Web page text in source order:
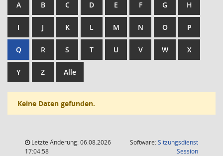
A B C D E F G H
I J K L M N O P
Q R S T U V W X
Y Z Alle
Keine Daten gefunden.
Letzte Änderung: 06.08.2026
17:04:58
Software:Sitzungsdienst
Session(Wird in